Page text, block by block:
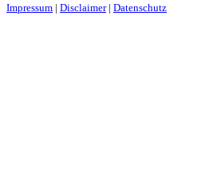
Impressum | Disclaimer| Datenschutz